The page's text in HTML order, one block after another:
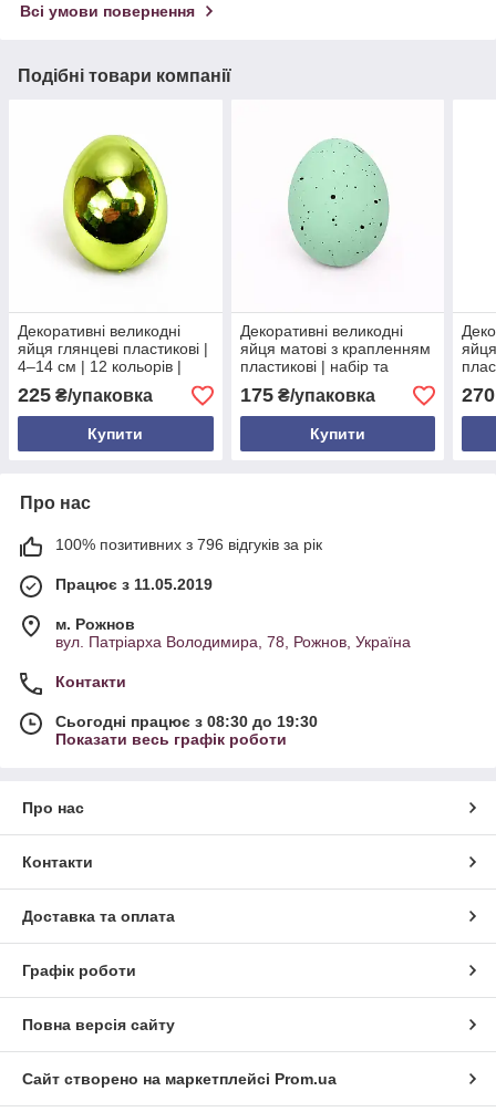
Всі умови повернення
Подібні товари компанії
Декоративні великодні
яйця глянцеві пластикові |
4–14 см | 12 кольорів |
набори та поштучно
225 ₴/упаковка
Купити
Декоративні великодні
яйця матові з крапленням
пластикові | набір та
поштучно | 4–20 см | різні
кольори
175₴/упаковка
Купити
см |
270
Про нас
100% позитивних з 796 відгуків за рік
Працює з 11.05.2019
м. Рожнов
вул. Патріарха Володимира, 78, Рожнов, Україна
Контакти
Сьогодні працює з 08:30 до 19:30
Показати весь графік роботи
Про нас
Контакти
Доставка та оплата
Графік роботи
Повна версія сайту
Сайт створено на маркетплейсі Prom.ua